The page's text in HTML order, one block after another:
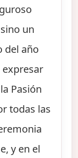
un
del año
expresar
Pasión
todas las
y en el